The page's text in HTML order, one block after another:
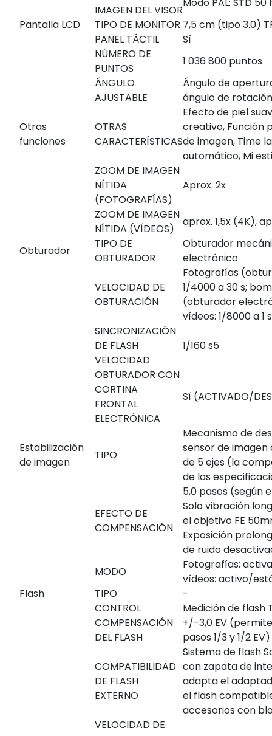
IMAGEN DEL VISOR
Modo PAL: STD
Pantalla LCD
TIPO DE MONITOR 7,5 cm (tipo 3.0)
PANEL TÁCTIL
Sí
NÚMERO DE
PUNTOS
1 036 800 puntos
ÁNGULO
AJUSTABLE
Ángulo de
ángulo de
Otras
funciones
OTRAS
CARACTERÍSTICAS
Efecto de piel
creativo, Función
de imagen, Time
automático, Mi
ZOOM DE IMAGEN
NÍTIDA
(FOTOGRAFÍAS)
Aprox. 2x
ZOOM DE IMAGEN
NÍTIDA (VÍDEOS)
aprox. 1,5x (4K),
Obturador
TIPO DE
OBTURADOR
Obturador
electrónico
VELOCIDAD DE
OBTURACIÓN
Fotografías
1/4000 a 30 s;
(obturador
vídeos: 1/8000 a 1 s
SINCRONIZACIÓN
DE FLASH
VELOCIDAD
1/160 s5
OBTURADOR CON
CORTINA
FRONTAL
ELECTRÓNICA
Sí (ACTIVADO/
Estabilización
de imagen
TIPO
Mecanismo de
sensor de
de 5 ejes (la
de las
EFECTO DE
COMPENSACIÓN
5,0 pasos (según
Solo vibración
el objetivo FE
Exposición
de ruido
MODO
Fotografías:
vídeos: activo/
Flash
TIPO
-
CONTROL
Medición de flash
COMPENSACIÓN
DEL FLASH
+/-3,0 EV
pasos 1/3 y 1/2 EV)
COMPATIBILIDAD
DE FLASH
EXTERNO
Sistema de flash
con zapata de
adapta el
el flash
accesorios con
VELOCIDAD DE